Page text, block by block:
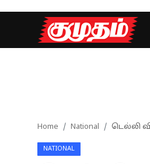
GamesHome National டெல்லி
NATIONAL